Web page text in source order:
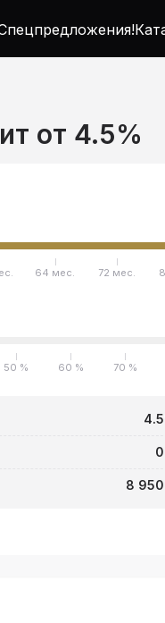
от 4.5%
64 мес. 72 мес.
50 % 60 % 70 %
8